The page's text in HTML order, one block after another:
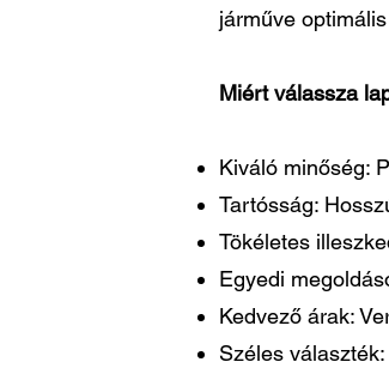
járműve
Miért válassza
Kiváló minőség:
Tartósság:
Tökéletes
Egyedi
Kedvező árak:
Széles